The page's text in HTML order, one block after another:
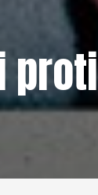
proti